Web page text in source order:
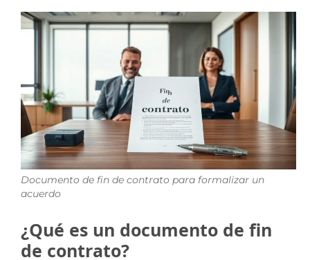
Documento de fin de contrato para formalizar un
acuerdo
¿Qué es un documento de fin
de contrato?